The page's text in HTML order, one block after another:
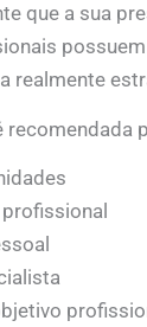
que a sua
realmente
recomendada